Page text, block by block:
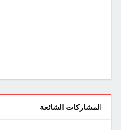
المشاركات الشائعة